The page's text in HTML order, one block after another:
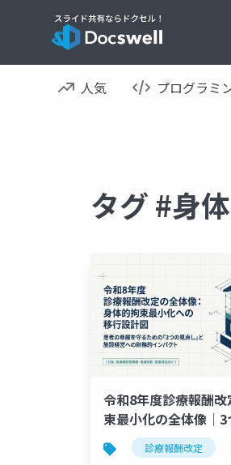
人気 プログラミ
タグ #身
令和8年度診療報酬改
束最小化の全体像｜
と施設経営への影響
診療報酬改定